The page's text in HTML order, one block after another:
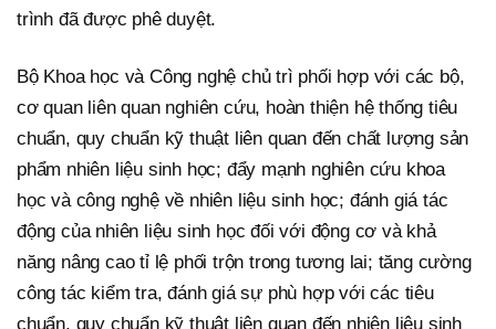
trình đã được phê duyệt.
Bộ Khoa học và Công nghệ chủ trì phối hợp với các bộ,
cơ quan liên quan nghiên cứu, hoàn thiện hệ thống tiêu
chuẩn, quy chuẩn kỹ thuật liên quan đến chất lượng sản
phẩm nhiên liệu sinh học; đẩy mạnh nghiên cứu khoa
học và công nghệ về nhiên liệu sinh học; đánh giá tác
động của nhiên liệu sinh học đối với động cơ và khả
năng nâng cao tỉ lệ phối trộn trong tương lai; tăng cường
công tác kiểm tra, đánh giá sự phù hợp với các tiêu
chuẩn, quy chuẩn kỹ thuật liên quan đến nhiên liệu sinh